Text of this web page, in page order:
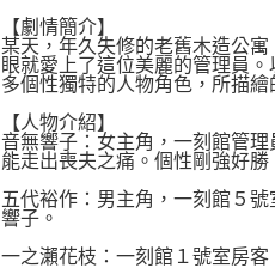
【劇情簡介】
某天，年久失修的老舊木造公
眼就愛上了這位美麗的管理員
多個性獨特的人物角色，所描
【人物介紹】
音無響子：女主角，一刻館管
能走出喪夫之痛。個性剛強好
五代裕作：男主角，一刻館５
響子。
一之瀨花枝：一刻館１號室房